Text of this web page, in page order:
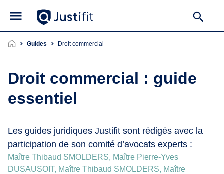
Guides droit commercial
Droit commercial : guide
essentiel
Les guides juridiques Justifit sont rédigés avec la
participation de son comité d’avocats experts :
Maître Thibaud SMOLDERS, Maître Pierre-Yves
DUSAUSOIT, Maître Thibaud SMOLDERS, Maître